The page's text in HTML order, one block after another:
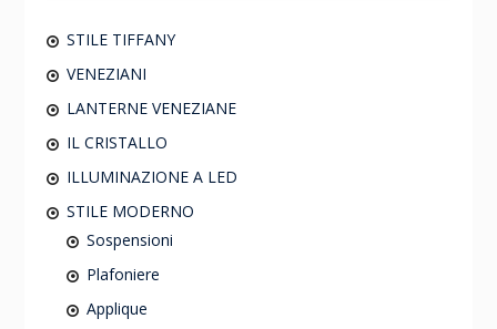
STILE TIFFANY
VENEZIANI
LANTERNE VENEZIANE
IL CRISTALLO
ILLUMINAZIONE A LED
STILE MODERNO
Sospensioni
Plafoniere
Applique